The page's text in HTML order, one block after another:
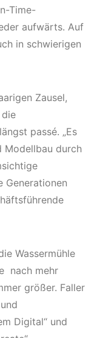
Time-
aufwärts. Auf
in schwierigen
Zausel,
passé. „Es
Modellbau durch
Generationen
Wassermühle
nach mehr
größer. Faller
Digital“ und